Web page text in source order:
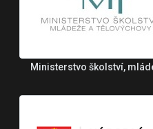
Ministerstvo školství,